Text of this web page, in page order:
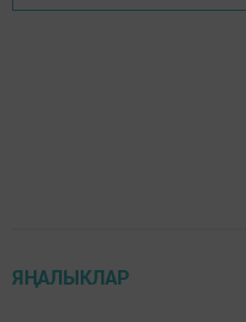
ЯҢАЛЫКЛАР